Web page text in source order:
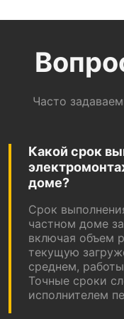
Часто
Какой срок
доме?
Срок
частном доме
включая объем
текущую
среднем,
Точные сроки
исполнителем